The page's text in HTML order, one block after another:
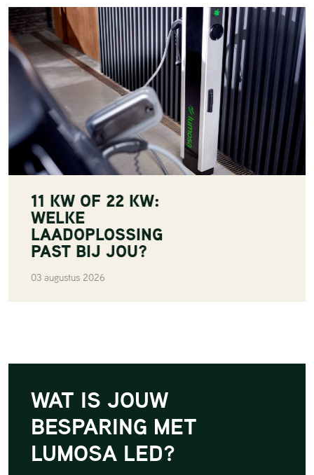
11 KW OF 22 KW:
WELKE
LAADOPLOSSING
PAST BIJ JOU?
03 augustus 2026
WAT IS JOUW
BESPARING MET
LUMOSA LED?